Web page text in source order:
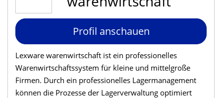
Profil anschauen
Lexware warenwirtschaft ist ein professionelles
Warenwirtschaftssystem für kleine und mittelgroße
Firmen. Durch ein professionelles Lagermanagement
können die Prozesse der Lagerverwaltung optimiert